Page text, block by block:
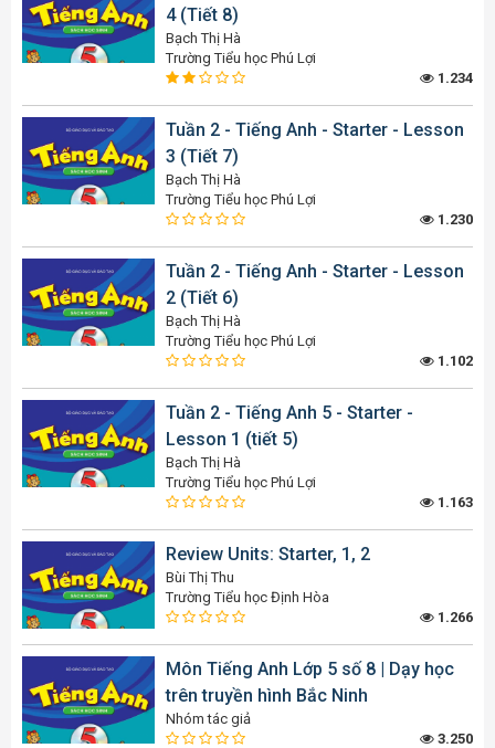
4 (Tiết 8)
Bạch Thị Hà
Trường Tiểu học Phú Lợi
1.234
Tuần 2 - Tiếng Anh - Starter - Lesson
3 (Tiết 7)
Bạch Thị Hà
Trường Tiểu học Phú Lợi
1.230
Tuần 2 - Tiếng Anh - Starter - Lesson
2 (Tiết 6)
Bạch Thị Hà
Trường Tiểu học Phú Lợi
1.102
Tuần 2 - Tiếng Anh 5 - Starter -
Lesson 1 (tiết 5)
Bạch Thị Hà
Trường Tiểu học Phú Lợi
1.163
Review Units: Starter, 1, 2
Bùi Thị Thu
Trường Tiểu học Định Hòa
1.266
Môn Tiếng Anh Lớp 5 số 8 | Dạy học
trên truyền hình Bắc Ninh
Nhóm tác giả
3.250